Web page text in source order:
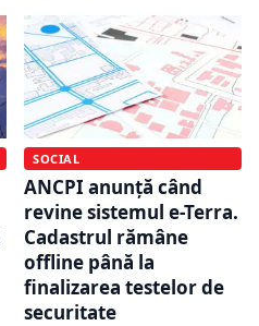
SOCIAL
ANCPI anunță când
revine sistemul e-Terra.
Cadastrul rămâne
offline până la
finalizarea testelor de
securitate